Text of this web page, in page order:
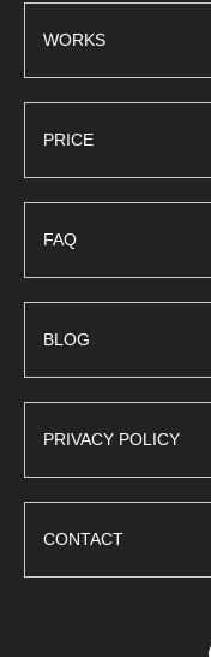
WORKS
PRICE
FAQ
BLOG
PRIVACY POLICY
CONTACT